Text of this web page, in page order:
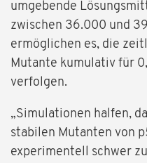
umgebende
zwischen 36.000 und
ermöglichen es, die
Mutante kumulativ für
verfolgen.
„Simulationen halfen,
stabilen Mutanten von
experimentell schwer